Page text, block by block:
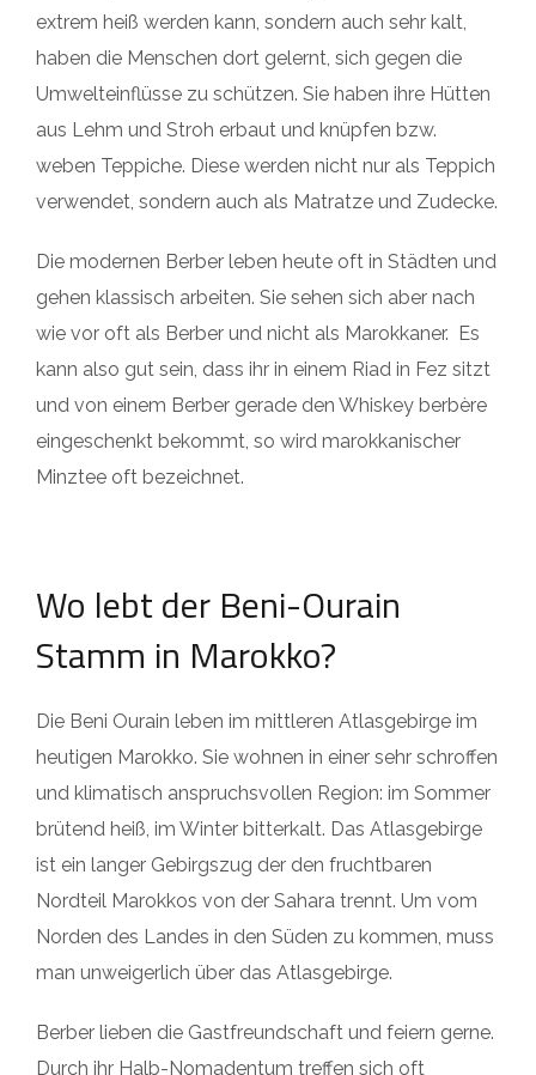
extrem heiß werden kann, sondern auch sehr kalt,
haben die Menschen dort gelernt, sich gegen die
Umwelteinflüsse zu schützen. Sie haben ihre Hütten
aus Lehm und Stroh erbaut und knüpfen bzw.
weben Teppiche. Diese werden nicht nur als Teppich
verwendet, sondern auch als Matratze und Zudecke.
Die modernen Berber leben heute oft in Städten und
gehen klassisch arbeiten. Sie sehen sich aber nach
wie vor oft als Berber und nicht als Marokkaner. Es
kann also gut sein, dass ihr in einem Riad in Fez sitzt
und von einem Berber gerade den Whiskey berbère
eingeschenkt bekommt, so wird marokkanischer
Minztee oft bezeichnet.
Wo lebt der Beni-Ourain
Stamm in Marokko?
Die Beni Ourain leben im mittleren Atlasgebirge im
heutigen Marokko. Sie wohnen in einer sehr schroffen
und klimatisch anspruchsvollen Region: im Sommer
brütend heiß, im Winter bitterkalt. Das Atlasgebirge
ist ein langer Gebirgszug der den fruchtbaren
Nordteil Marokkos von der Sahara trennt. Um vom
Norden des Landes in den Süden zu kommen, muss
man unweigerlich über das Atlasgebirge.
Berber lieben die Gastfreundschaft und feiern gerne.
Durch ihr Halb-Nomadentum treffen sich oft